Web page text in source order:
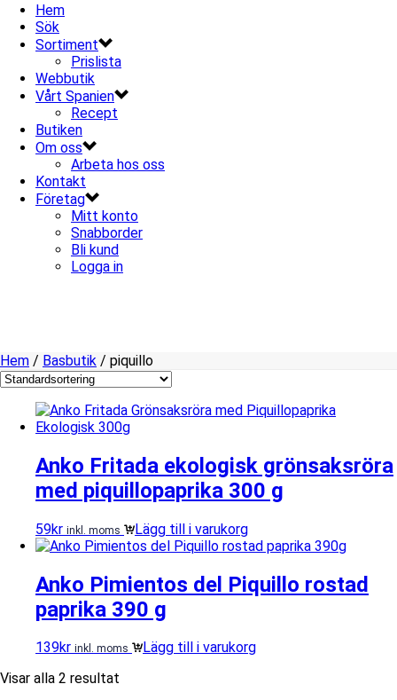
Hem
Sök
Sortiment
Prislista
Webbutik
Vårt Spanien
Recept
Butiken
Om oss
Arbeta hos oss
Kontakt
Företag
Mitt konto
Snabborder
Bli kund
Logga in
Hem / Basbutik / piquillo
Anko Fritada ekologisk grönsaksröra
med piquillopaprika 300 g
59kr inkl. moms Lägg till i varukorg
Anko Pimientos del Piquillo rostad
paprika 390 g
139kr inkl. moms
Lägg till i varukorg
Visar alla 2 resultat